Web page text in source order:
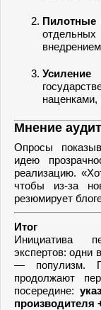
Пилотные
наценками,
Мнение
Опросы
идею
реализацию.
чтобы из-за
резюмирует
Итог
Инициатива
экспертов: одни
— популизм.
продолжают
посередине:
производителя